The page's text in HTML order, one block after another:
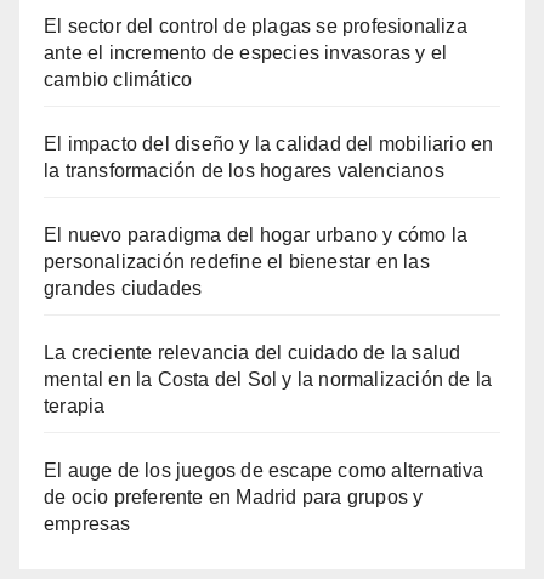
El sector del control de plagas se profesionaliza
ante el incremento de especies invasoras y el
cambio climático
El impacto del diseño y la calidad del mobiliario en
la transformación de los hogares valencianos
El nuevo paradigma del hogar urbano y cómo la
personalización redefine el bienestar en las
grandes ciudades
La creciente relevancia del cuidado de la salud
mental en la Costa del Sol y la normalización de la
terapia
El auge de los juegos de escape como alternativa
de ocio preferente en Madrid para grupos y
empresas